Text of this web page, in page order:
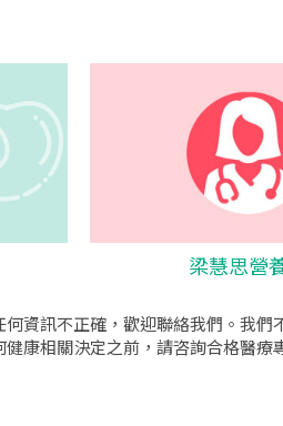
梁慧思營
資訊不正確，歡迎聯絡我們。我們
康相關決定之前，請咨詢合格醫療